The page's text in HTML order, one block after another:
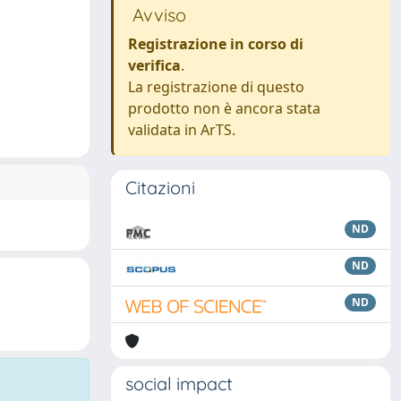
Avviso
Registrazione in corso di
verifica.
La registrazione di questo
prodotto non è ancora stata
validata in ArTS.
Citazioni
ND
ND
ND
social impact